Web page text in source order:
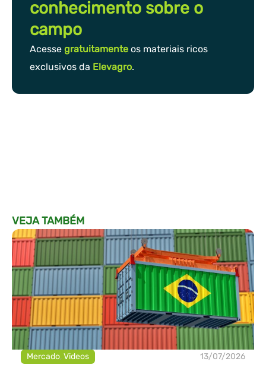
conhecimento sobre o
campo
Acesse gratuitamente os materiais ricos
exclusivos da Elevagro.
VEJA TAMBÉM
Mercado,Videos 13/07/2026